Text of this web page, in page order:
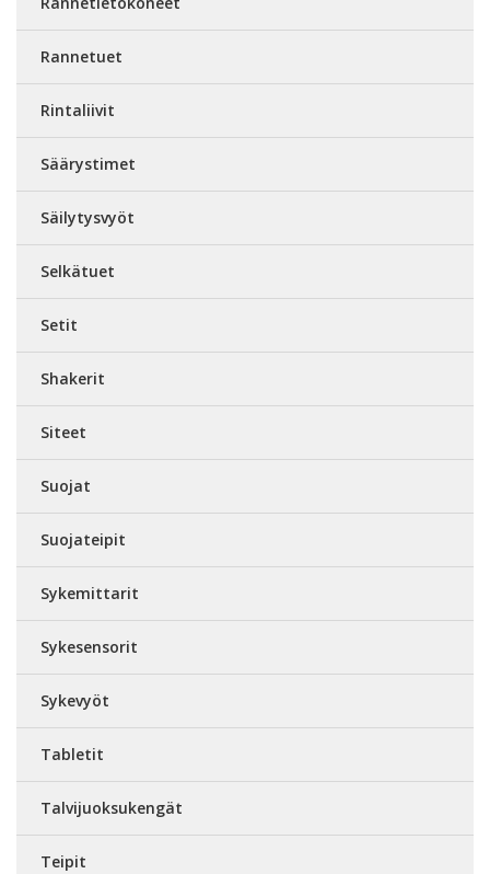
Rannetuet
Rintaliivit
Säärystimet
Säilytysvyöt
Selkätuet
Setit
Shakerit
Siteet
Suojat
Suojateipit
Sykemittarit
Sykesensorit
Sykevyöt
Tabletit
Talvijuoksukengät
Teipit